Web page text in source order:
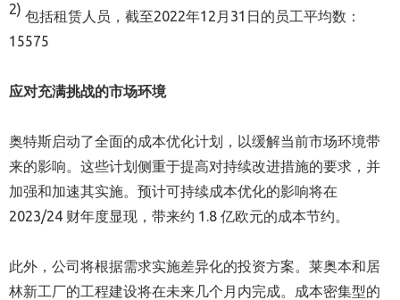
2) 包括租赁人员，截至2022年12月31日的员工平均数：
15575
应对充满挑战的市场环境
奥特斯启动了全面的成本优化计划，以缓解当前市场环境带
来的影响。这些计划侧重于提高对持续改进措施的要求，并
加强和加速其实施。预计可持续成本优化的影响将在
2023/24 财年度显现，带来约 1.8 亿欧元的成本节约。
此外，公司将根据需求实施差异化的投资方案。莱奥本和居
林新工厂的工程建设将在未来几个月内完成。成本密集型的